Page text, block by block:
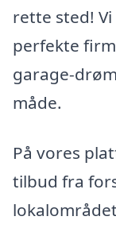
rette sted!
perfekte
garage-
måde.
På vores
tilbud fra